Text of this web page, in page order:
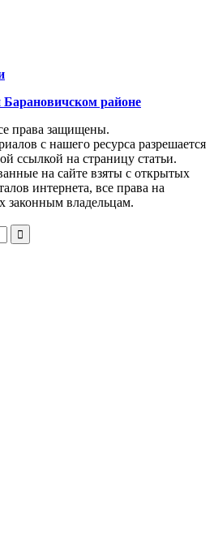
районе
права защищены.
с нашего ресурса разрешается
ссылкой на страницу статьи.
на сайте взяты с открытых
интернета, все права на
законным владельцам.